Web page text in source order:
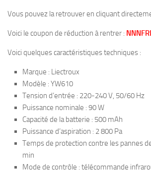
Vous pouvez la retrouver en cliquant
Voici le coupon de réduction à rentrer :
Voici quelques caractéristiques techniques :
Marque : Liectroux
Modèle : YW610
Tension d’entrée : 220-240 V, 50/60 Hz
Puissance nominale : 90 W
Capacité de la batterie : 500 mAh
Puissance d’aspiration : 2 800 Pa
Temps de protection contre les pannes
min
Mode de contrôle : télécommande